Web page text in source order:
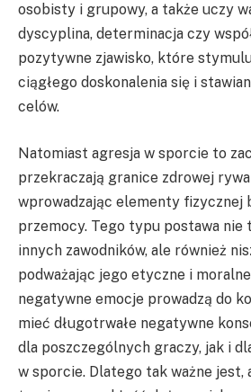
osobisty i grupowy, a także uczy
dyscyplina, determinacja czy
pozytywne zjawisko, które
ciągłego doskonalenia się i
celów.
Natomiast agresja w sporcie to
przekraczają granice zdrowej
wprowadzając elementy fizycznej
przemocy. Tego typu postawa nie
innych zawodników, ale również
podważając jego etyczne i
negatywne emocje prowadzą do
mieć długotrwałe negatywne
dla poszczególnych graczy, jak i
w sporcie. Dlatego tak ważne jest,